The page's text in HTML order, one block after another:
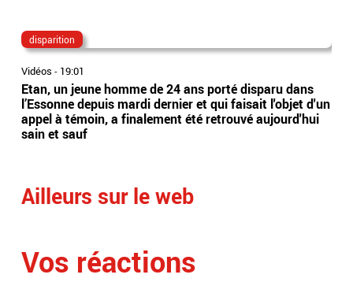
disparition
Vidéos - 19:01
Etan, un jeune homme de 24 ans porté disparu dans
l’Essonne depuis mardi dernier et qui faisait l'objet d'un
appel à témoin, a finalement été retrouvé aujourd'hui
sain et sauf
Ailleurs sur le web
Vos réactions